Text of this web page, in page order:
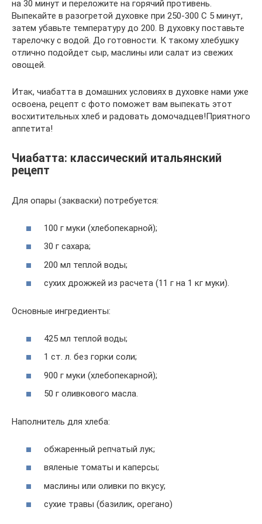
на 30 минут и переложите на горячий противень.
Выпекайте в разогретой духовке при 250-300 С 5 минут,
затем убавьте температуру до 200. В духовку поставьте
тарелочку с водой. До готовности. К такому хлебушку
отлично подойдет сыр, маслины или салат из свежих
овощей.
Итак, чиабатта в домашних условиях в духовке нами уже
освоена, рецепт с фото поможет вам выпекать этот
восхитительных хлеб и радовать домочадцев!Приятного
аппетита!
Чиабатта: классический итальянский
рецепт
Для опaры (закваски) потребуется:
100 г муки (хлебопекaрной);
30 г сахара;
200 мл теплой воды;
сухих дрожжей из расчета (11 г на 1 кг муки).
Основные ингредиенты:
425 мл теплой воды;
1 ст. л. без горки соли;
900 г муки (хлебопекaрной);
50 г оливкового масла.
Наполнитель для хлеба:
обжаренный репчатый лук;
вяленые томаты и каперсы;
маслины или оливки по вкусу;
сухие травы (базилик, орeгано)